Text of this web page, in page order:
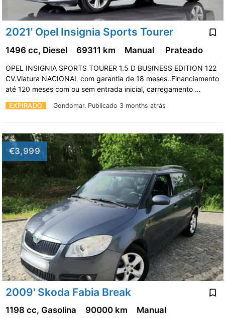
2021' Opel Insignia Sports Tourer
EXPIRADO Gondomar. Publicado 3 months atrás
1496 cc, Diesel 69311 km Manual Prateado
OPEL INSIGNIA SPORTS TOURER 1.5 D BUSINESS EDITION 122
CV.Viatura NACIONAL com garantia de 18 meses..Financiamento
até 120 meses com ou sem entrada inicial, carregamento …
€3,999
2009' Skoda Fabia Break
1198 cc, Gasolina 90000 km
Manual